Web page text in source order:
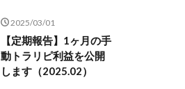
2025/03/01
【定期報告】1ヶ月の手
動トラリピ利益を公開
します（2025.02）